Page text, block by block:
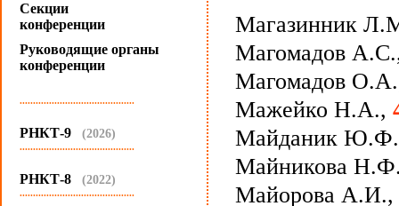
Секции
конференции
Руководящие органы
конференции
...........................................
РНКТ-9 (2026)
...........................................
РНКТ-8 (2022)
...........................................
Магазинник
Магомадов
Магомадов
Мажейко Н.А.,
Майданик
Майникова
Майорова А.И.,